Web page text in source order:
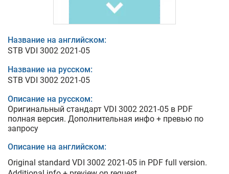
Название на английском:
STB VDI 3002 2021-05
Название на русском:
STB VDI 3002 2021-05
Описание на русском:
Оригинальный стандарт VDI 3002 2021-05 в PDF
полная версия. Дополнительная инфо + превью по
запросу
Описание на английском:
Original standard VDI 3002 2021-05 in PDF full version.